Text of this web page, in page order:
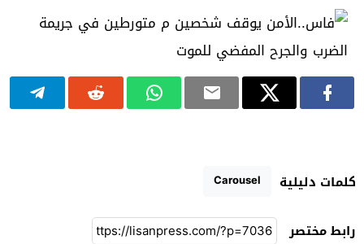
كلمات دليلية Carousel
رابط مختصر